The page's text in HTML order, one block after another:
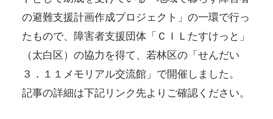
の避難支援計画作成プロジェクト」の一環で行っ
たもので、障害者支援団体「ＣＩＬたすけっと」
（太白区）の協力を得て、若林区の「せんだい
３．１１メモリアル交流館」で開催しました。
記事の詳細は下記リンク先よりご確認ください。